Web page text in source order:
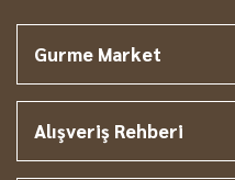
Gurme Market
Alışveriş Rehberi